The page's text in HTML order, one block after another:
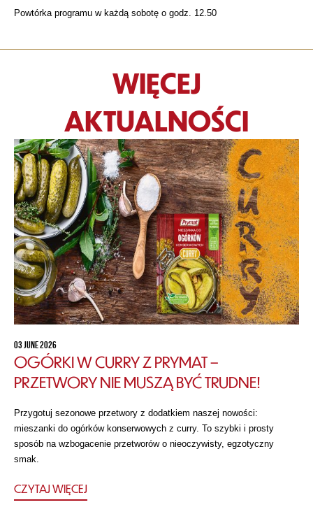
Powtórka programu w każdą sobotę o godz. 12.50
WIĘCEJ
AKTUALNOŚCI
03 JUNE 2026
OGÓRKI W CURRY Z PRYMAT –
PRZETWORY NIE MUSZĄ BYĆ TRUDNE!
Przygotuj sezonowe przetwory z dodatkiem naszej nowości:
mieszanki do ogórków konserwowych z curry. To szybki i prosty
sposób na wzbogacenie przetworów o nieoczywisty, egzotyczny
smak.
CZYTAJ WIĘCEJ